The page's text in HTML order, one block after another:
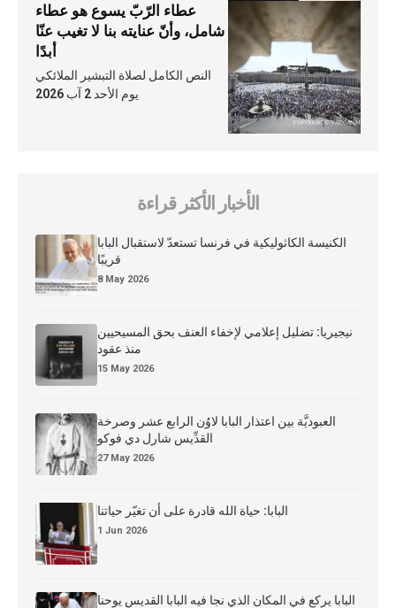
عطاء الرّبّ يسوع هو عطاء
شامل، وأنّ عنايته بنا لا تغيب عنّا
أبدًا
النص الكامل لصلاة التبشير الملائكي
يوم الأحد 2 آب 2026
الأخبار الأكثر قراءة
الكنيسة الكاثوليكية في فرنسا تستعدّ لاستقبال البابا
قريبًا
8 May 2026
نيجيريا: تضليل إعلامي لإخفاء العنف بحق المسيحيين
منذ عقود
15 May 2026
العبوديَّة بين اعتذار البابا لاوُن الرابع عشر وصرخة
القدِّيس شارل دي فوكو
27 May 2026
البابا: حياة الله قادرة على أن تغيّر حياتنا
1 Jun 2026
البابا يركع في المكان الذي نجا فيه البابا القديس يوحنا